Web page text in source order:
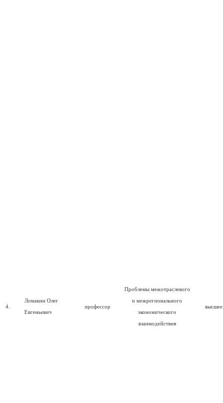
4.
Ломакин Олег
Евгеньевич
профессор
Проблемы межотраслевого
и межрегионального
экономического
взаимодействия
высшее